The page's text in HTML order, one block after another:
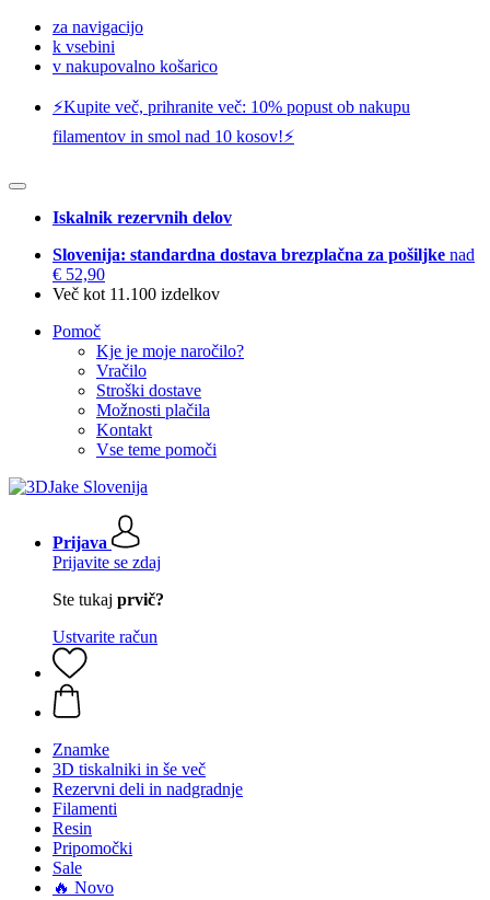
za navigacijo
k vsebini
v nakupovalno košarico
⚡️Kupite več, prihranite več: 10% popust ob nakupu
filamentov in smol nad 10 kosov!⚡️
Iskalnik rezervnih delov
Slovenija: standardna dostava brezplačna za pošiljke nad
€ 52,90
Več kot 11.100 izdelkov
Pomoč
Kje je moje naročilo?
Vračilo
Stroški dostave
Možnosti plačila
Kontakt
Vse teme pomoči
Prijava
Prijavite se zdaj
Ste tukaj prvič?
Ustvarite račun
Znamke
3D tiskalniki in še več
Rezervni deli in nadgradnje
Filamenti
Resin
Pripomočki
Sale
🔥 Novo